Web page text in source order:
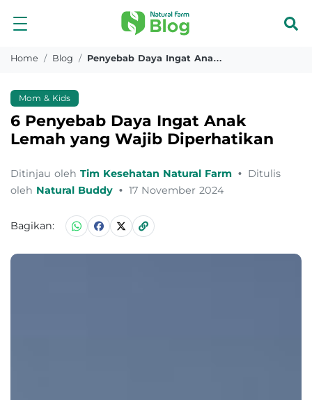
Home Blog Penyebab Daya Ingat Anak Lemah
Mom & Kids
6 Penyebab Daya Ingat Anak
Lemah yang Wajib Diperhatikan
Ditinjau oleh Tim Kesehatan Natural Farm • Ditulis
oleh Natural Buddy • 17 November 2024
Bagikan: